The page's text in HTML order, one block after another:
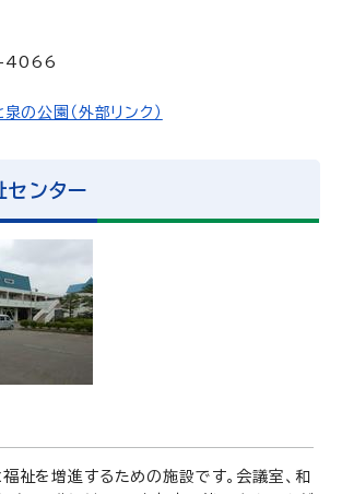
4066
泉の公園（外部リンク）
センター
祉を増進するための施設です。会議室、和